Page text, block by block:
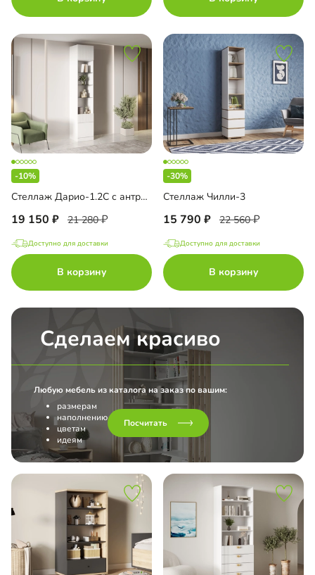
-10%
Стеллаж Дарио-1.2С с антресолью
19 150 21 280
Доступно для доставки
В корзину
-30%
Стеллаж Чилли-3
15 790 22 560
Доступно для доставки
В корзину
Сделаем красиво
Любую мебель из каталога на заказ по вашим:
размерам
наполнению
цветам
идеям
Посчитать